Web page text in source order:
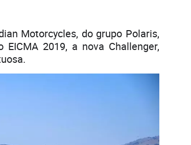
Motorcycles, do grupo Polaris,
2019, a nova Challenger,